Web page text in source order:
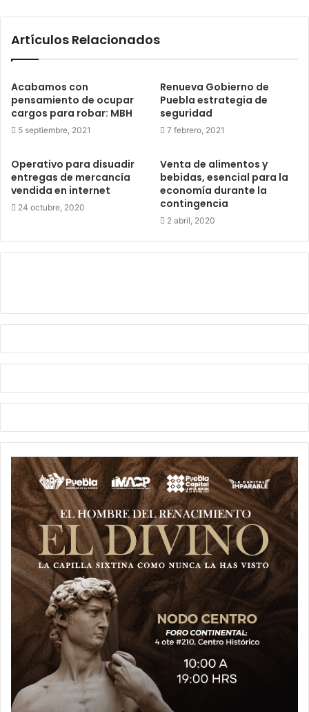
Artículos Relacionados
Acabamos con
pensamiento de ocupar
cargos para robar: MBH
5 septiembre, 2021
Renueva Gobierno de
Puebla estrategia de
seguridad
7 febrero, 2021
Operativo para disuadir
entregas de mercancía
vendida en internet
24 octubre, 2020
Venta de alimentos y
bebidas, esencial para la
economía durante la
contingencia
2 abril, 2020